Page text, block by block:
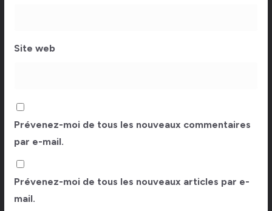
Site web
Prévenez-moi de tous les nouveaux commentaires
par e-mail.
Prévenez-moi de tous les nouveaux articles par e-
mail.